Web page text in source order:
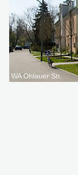
WA Ohlauer Str.